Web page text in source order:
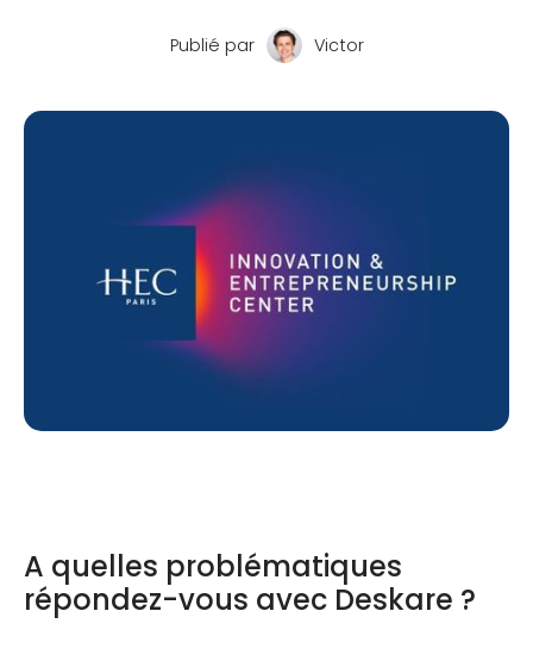
Publié par Victor
A quelles problématiques
répondez-vous avec Deskare ?